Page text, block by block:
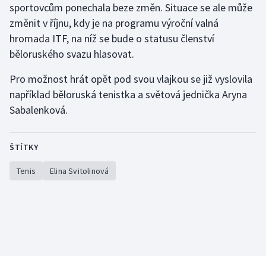
Plavání
Plážový volejbal
Ragby
Rychlobruslení
sportovcům ponechala beze změn. Situace se ale může
změnit v říjnu, kdy je na programu výroční valná
hromada ITF, na níž se bude o statusu členství
běloruského svazu hlasovat.
Pro možnost hrát opět pod svou vlajkou se již vyslovila
například běloruská tenistka a světová jednička Aryna
Sabalenková.
ŠTÍTKY
Tenis Elina Svitolinová